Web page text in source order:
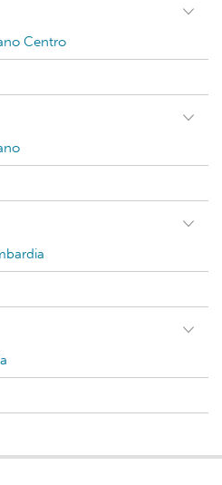
Centro